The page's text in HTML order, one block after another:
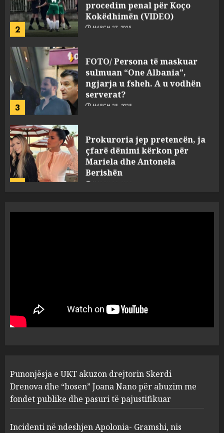
2
Kokëdhimën (VIDEO)
MARCH 27, 2025
3
sulmuan “One Albania”,
ngjarja u fsheh. A u vodhën
serverat?
MARCH 25, 2025
4
çfarë dënimi kërkon për
Mariela dhe Antonela
Berishën
MARCH 25, 2025
1
“bosen” Joana Nano për
abuzim me fondet publike dhe
pasuri të pajustifikuar
2
Apolonia- Gramshi, nis
procedim penal për Koço
Kokëdhimën (VIDEO)
MARCH 27, 2025
Punonjësja e UKT akuzon drejtorin Skerdi
Drenova dhe “bosen” Joana Nano për abuzim me
fondet publike dhe pasuri të pajustifikuar
Incidenti në ndeshjen Apolonia- Gramshi, nis